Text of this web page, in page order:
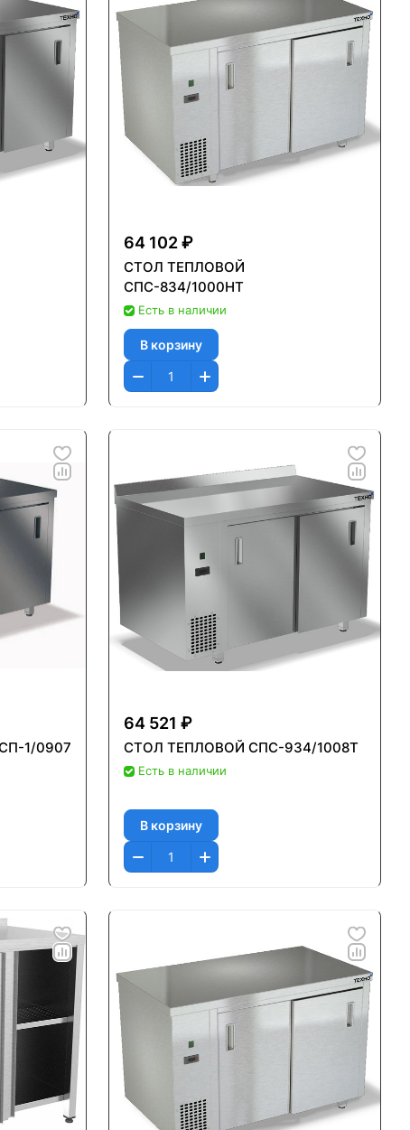
64 102 ₽
СТОЛ ТЕПЛОВОЙ
СПС-834/1000НТ
Есть в наличии
В корзину
1/0907
64 521 ₽
СТОЛ ТЕПЛОВОЙ СПС-934/1008Т
Есть в наличии
В корзину